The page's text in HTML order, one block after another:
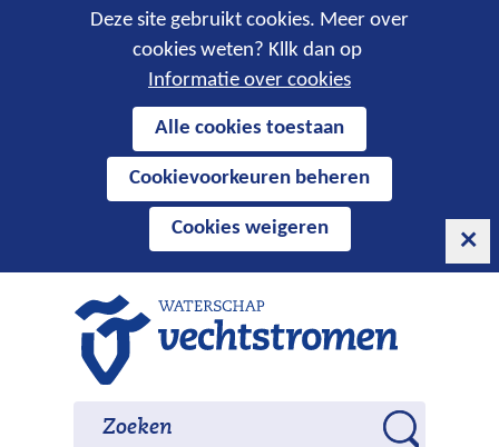
Cookies
toestaan?
Deze site gebruikt cookies. Meer over
cookies weten? Kllk dan op
Informatie over cookies
cookies
deze
website
worden
toegestaan
Alle cookies toestaan
Cookievoorkeuren beheren
Cookies weigeren
naar
Zoeken Zoeken